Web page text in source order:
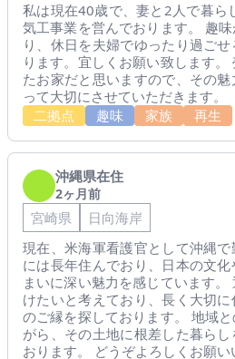
私は現在40歳で、妻と2人で暮ら
気工事業を営んでおります。 趣
り、休日を夫婦でゆったり過ご
ります。宜しくお願い致します。
たお家だと思いますので、その
って大切にさせていただきます。
二拠点
趣味 家族 再生
沖縄県在住
2ヶ月前
宮崎県
日向海岸
現在、米海軍看護官として沖縄
には長年住んでおり、日本の文
まいに深い魅力を感じています
けたいと考えており、長く大切
のご縁を探しております。 地域
がら、その土地に根差した暮ら
おります。 どうぞよろしくお願